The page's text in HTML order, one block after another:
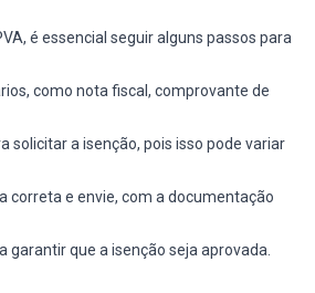
é essencial seguir alguns passos para
como nota fiscal, comprovante de
solicitar a isenção, pois isso pode variar
correta e envie, com a documentação
garantir que a isenção seja aprovada.